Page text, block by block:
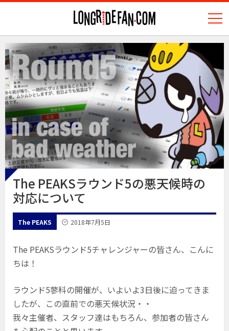
The PEAKSラウンド5の悪天候時の
対応について
The PEAKS 2018年7月5日
The PEAKSラウンド5チャレンジャーの皆さん、こんに
ちは！
ラウンド5蓼科の開催が、いよいよ3日後に迫ってきま
したが、この直前での悪天候状況・・
我々主催者、スタッフ達はもちろん、参加者の皆さん